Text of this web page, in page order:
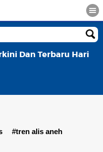
Dan Terbaru Hari
#tren alis aneh